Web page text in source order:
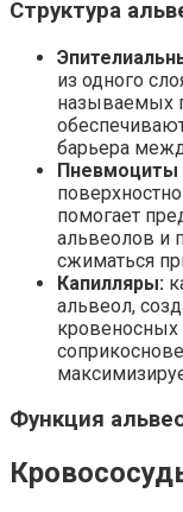
Структура
из одного
называемых
барьера
Пневмоциты
помогает
альвеолов и
сжиматься
Капилляры:
альвеол,
кровеносных
Функция